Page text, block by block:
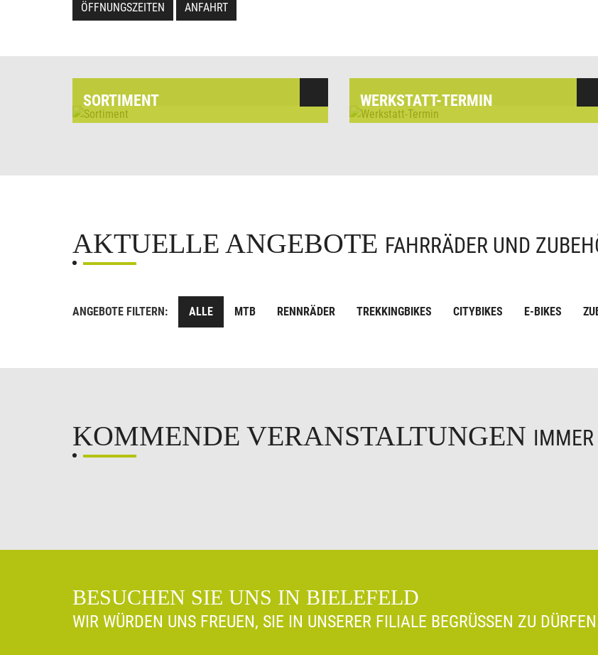
ÖFFNUNGSZEITEN ANFAHRT
SORTIMENT WERKSTATT-TERMIN
AKTUELLE ANGEBOTE FAHRRÄDER UND
ANGEBOTE FILTERN: ALLE MTB RENNRÄDER TREKKINGBIKES CITYBIKES E-BIKES
KOMMENDE VERANSTALTUNGEN
BESUCHEN SIE UNS IN BIELEFELD
WIR WÜRDEN UNS FREUEN, SIE IN UNSERER FILIALE BEGRÜSSEN ZU DÜRFEN.